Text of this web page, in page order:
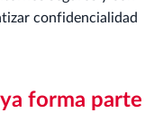
confidencialidad
forma parte